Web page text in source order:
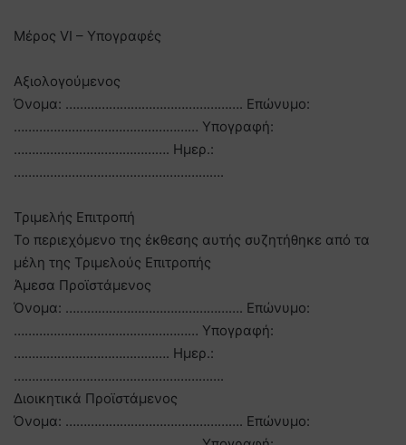
Μέρος VI – Υπογραφές
Αξιολογούμενος
Όνομα: …………………………………………. Επώνυμο:
…………………………………………… Υπογραφή:
……………………………………. Ημερ.:
………………………………………………….
Τριμελής Επιτροπή
Το περιεχόμενο της έκθεσης αυτής συζητήθηκε από τα
μέλη της Τριμελούς Επιτροπής
Άμεσα Προϊστάμενος
Όνομα: …………………………………………. Επώνυμο:
…………………………………………… Υπογραφή:
……………………………………. Ημερ.:
………………………………………………….
Διοικητικά Προϊστάμενος
Όνομα: …………………………………………. Επώνυμο: